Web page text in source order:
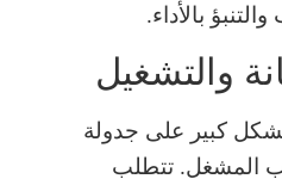
بالأداء.
والتشغيل
كبير على جدولة
المشغل. تتطلب